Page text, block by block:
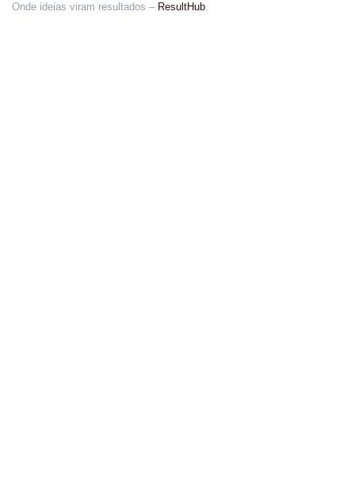
Onde ideias viram resultados – ResultHub.